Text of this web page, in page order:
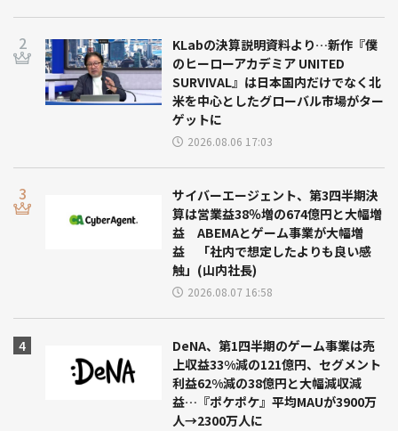
KLabの決算説明資料より…新作『僕
のヒーローアカデミア UNITED
SURVIVAL』は日本国内だけでなく北
米を中心としたグローバル市場がター
ゲットに
2026.08.06 17:03
サイバーエージェント、第3四半期決
算は営業益38％増の674億円と大幅増
益 ABEMAとゲーム事業が大幅増
益 「社内で想定したよりも良い感
触」(山内社長)
2026.08.07 16:58
DeNA、第1四半期のゲーム事業は売
上収益33%減の121億円、セグメント
利益62%減の38億円と大幅減収減
益…『ポケポケ』平均MAUが3900万
人→2300万人に